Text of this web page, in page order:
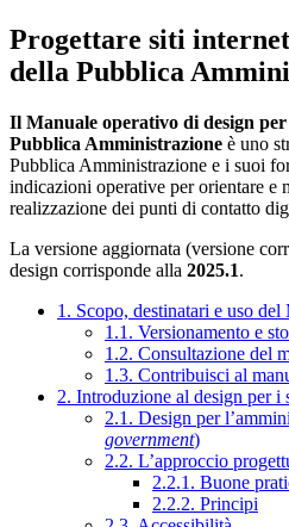
Progettare siti
della Pubblica
Il Manuale operativo di design
Pubblica Amministrazione è uno
Pubblica Amministrazione e i suoi
indicazioni operative per orientare e
realizzazione dei punti di contatto
La versione aggiornata (versione
design corrisponde alla 2025.1.
1. Scopo, destinatari e uso
1.1. Versionamento e
1.2. Consultazione del
1.3. Contribuisci al
2. Introduzione al design per
2.1. Design per
government)
2.2. L’approccio
2.2.1. Buone
2.2.2. Principi